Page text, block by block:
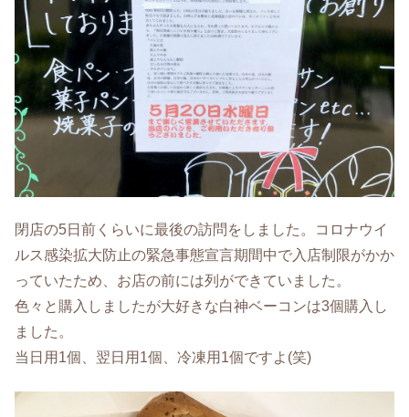
閉店の5日前くらいに最後の訪問をしました。コロナウイ
ルス感染拡大防止の緊急事態宣言期間中で入店制限がかか
っていたため、お店の前には列ができていました。
色々と購入しましたが大好きな白神ベーコンは3個購入し
ました。
当日用1個、翌日用1個、冷凍用1個ですよ(笑)